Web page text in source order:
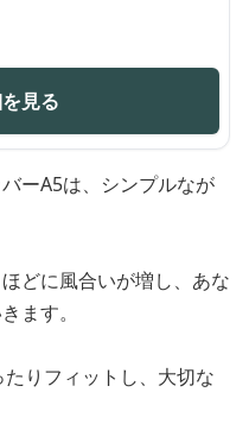
見る
ーA5は、シンプルなが
どに風合いが増し、あな
ます。
りフィットし、大切な